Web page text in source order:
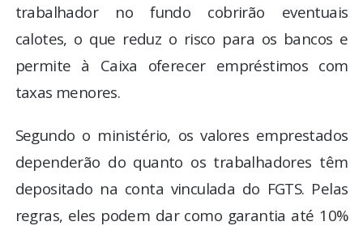
trabalhador no fundo cobrirão eventuais
calotes, o que reduz o risco para os bancos e
permite à Caixa oferecer empréstimos com
taxas menores.
Segundo o ministério, os valores emprestados
dependerão do quanto os trabalhadores têm
depositado na conta vinculada do FGTS. Pelas
regras, eles podem dar como garantia até 10%